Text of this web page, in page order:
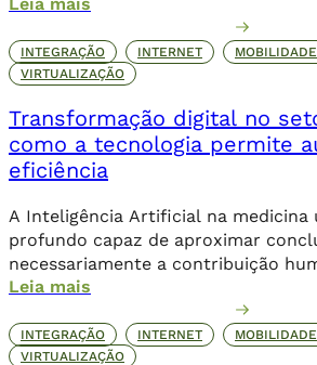
corromper dados importantes da
comprometer o seu
online, os danos podem ser
objetivos dessa invasão criminosa
INTEGRAÇÃO INTERNET MOBILIDADE
VIRTUALIZAÇÃO
Transformação digital no
como a tecnologia permite
eficiência
A Inteligência Artificial na medicina
profundo capaz de aproximar
necessariamente a contribuição
direta.
Leia mais
INTEGRAÇÃO INTERNET MOBILIDADE
VIRTUALIZAÇÃO